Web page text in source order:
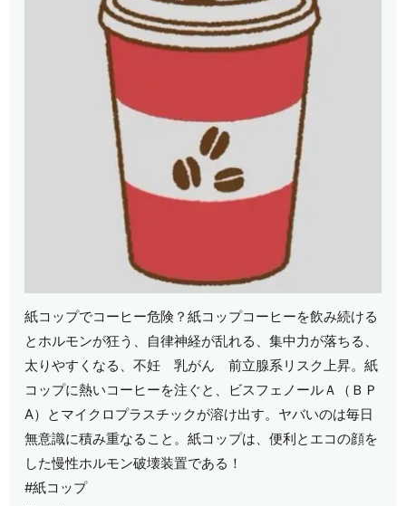
紙コップでコーヒー危険？紙コップコーヒーを飲み続ける
とホルモンが狂う、自律神経が乱れる、集中力が落ちる、
太りやすくなる、不妊 乳がん 前立腺系リスク上昇。紙
コップに熱いコーヒーを注ぐと、ビスフェノールＡ（ＢＰ
A）とマイクロプラスチックが溶け出す。ヤバいのは毎日
無意識に積み重なること。紙コップは、便利とエコの顔を
した慢性ホルモン破壊装置である！
#紙コップ